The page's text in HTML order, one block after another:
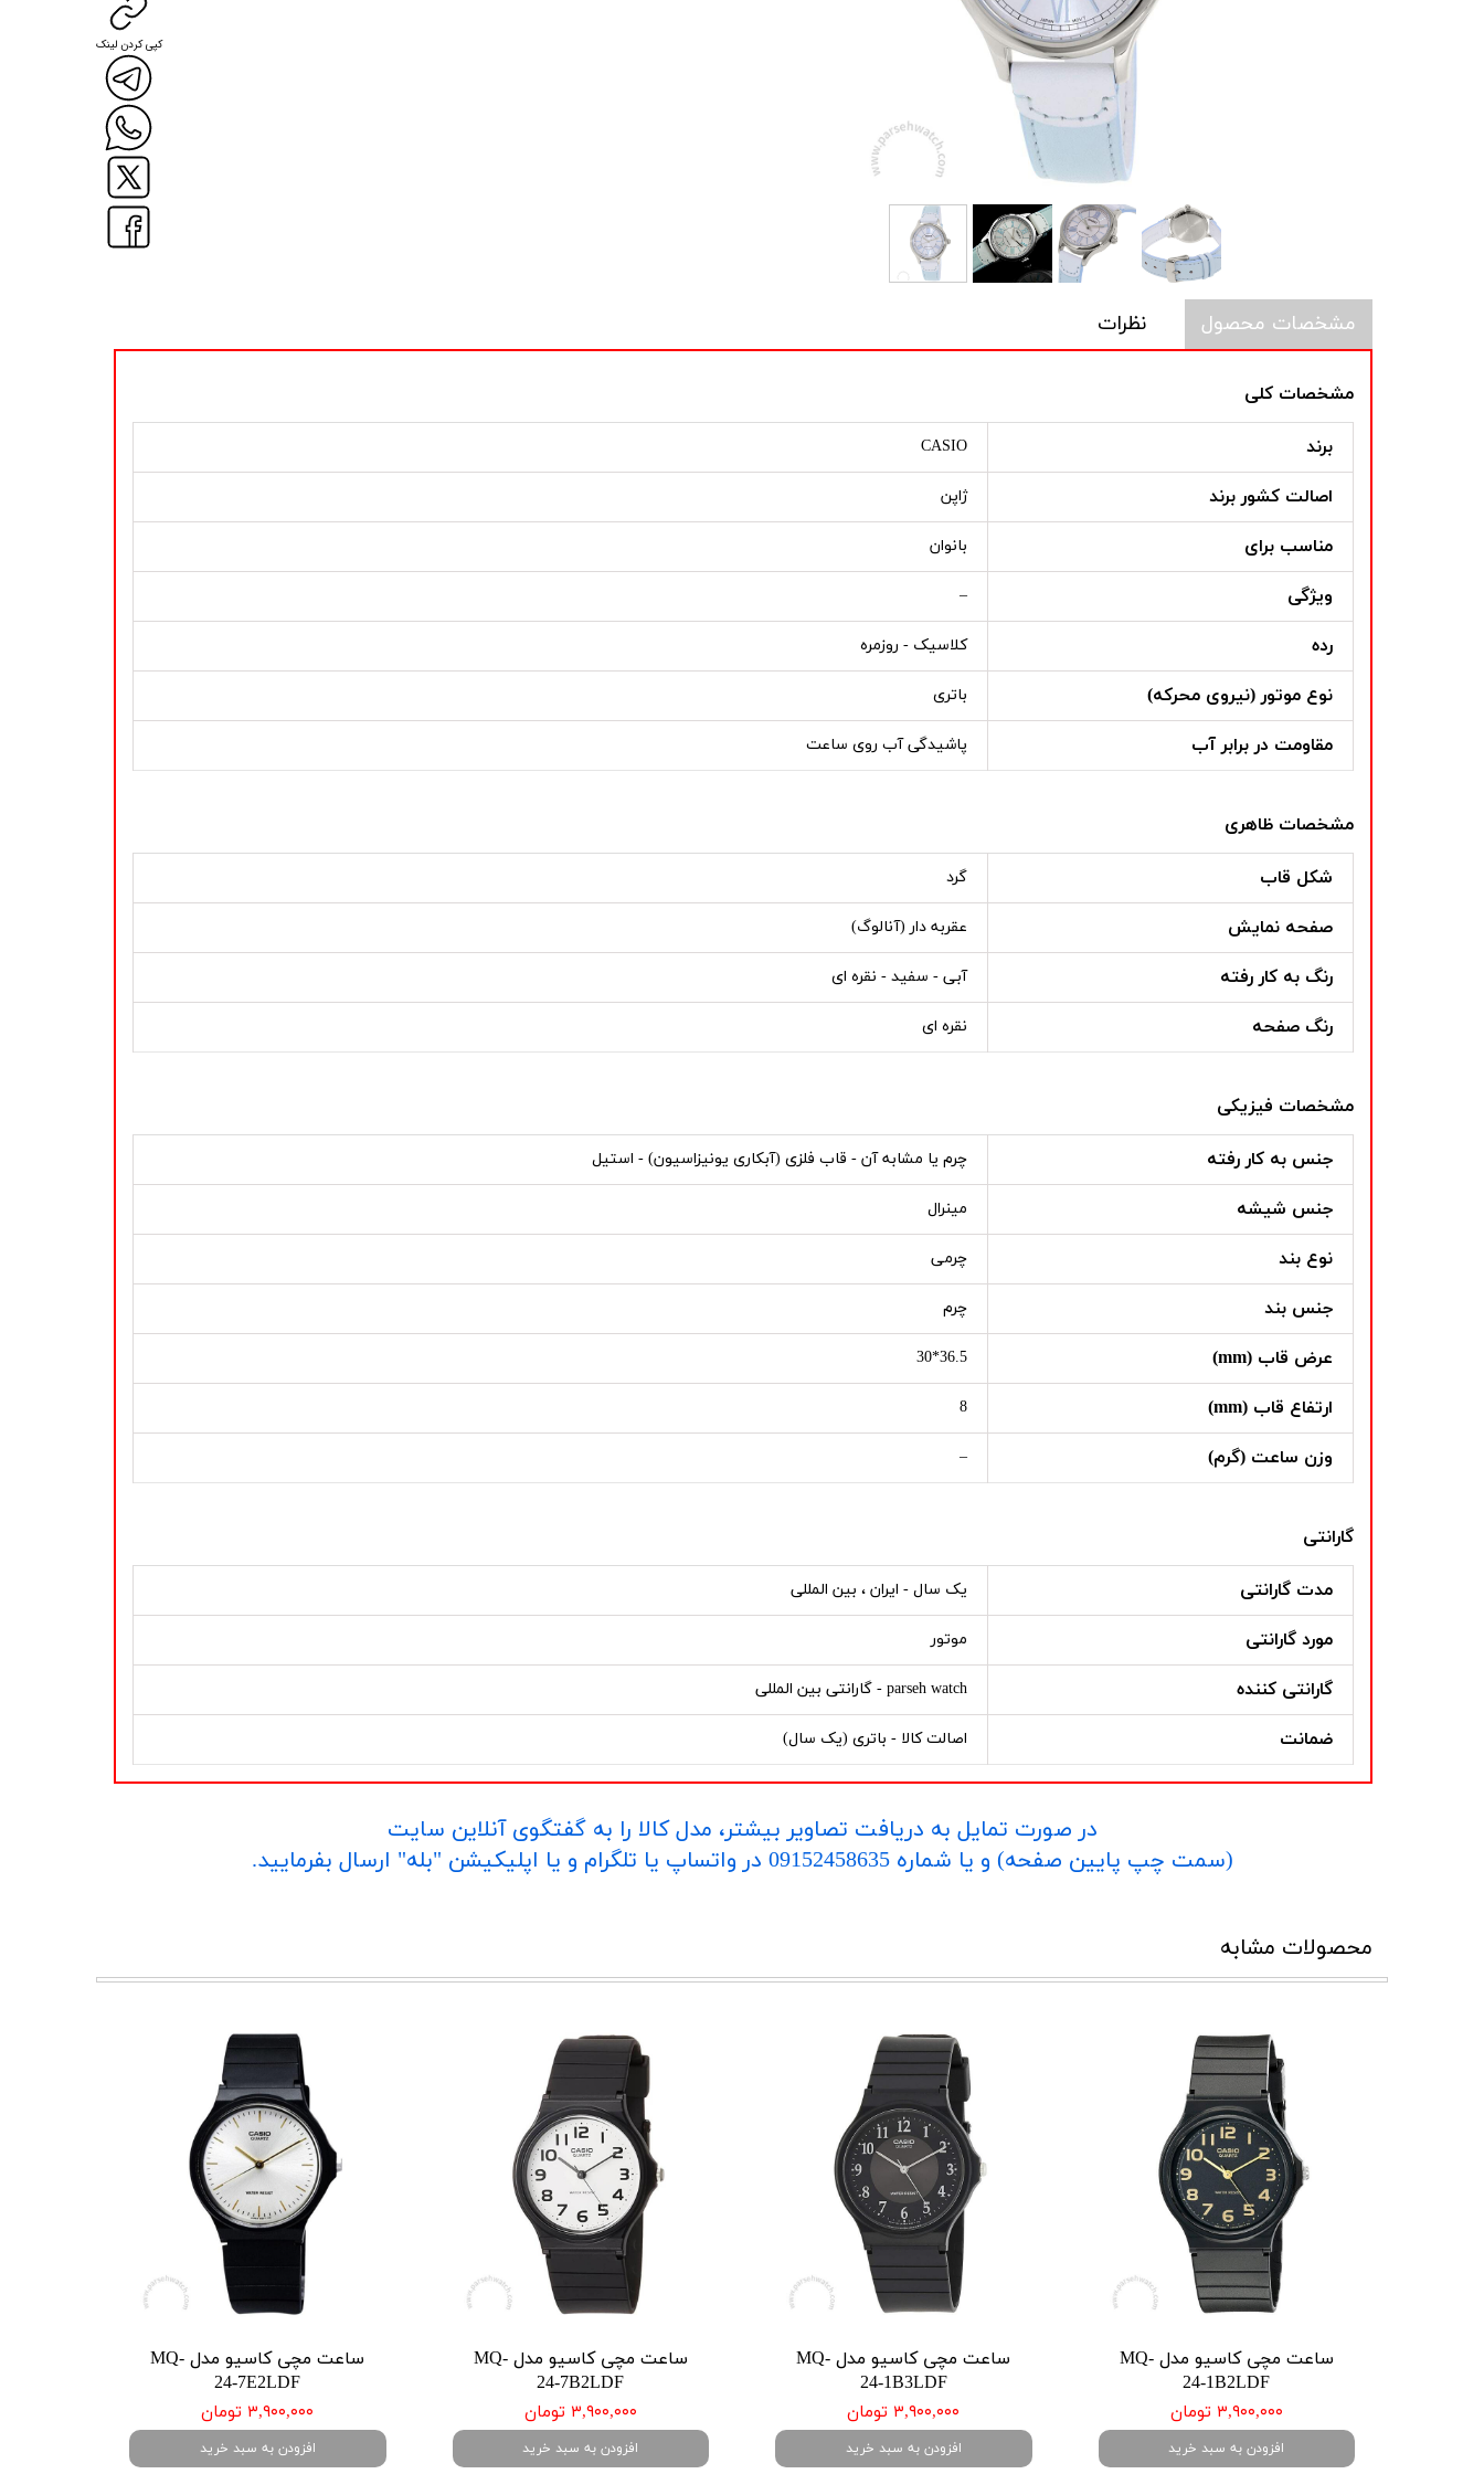
مشخصات محصول نظرات
مشخصات کلی
برند CASIO
اصالت کشور برند ژاپن
مناسب برای بانوان
ویژگی –
رده کلاسیک - روزمره
نوع موتور (نیروی محرکه) باتری
مقاومت در برابر آب پاشیدگی آب روی ساعت
مشخصات ظاهری
شکل قاب گرد
صفحه نمایش عقربه دار (آنالوگ)
رنگ به کار رفته آبی - سفید - نقره ای
رنگ صفحه نقره ای
مشخصات فیزیکی
جنس به کار رفته چرم یا مشابه آن - قاب فلزی (آبکاری یونیزاسیون) - استیل
جنس شیشه مینرال
نوع بند چرمی
جنس بند چرم
عرض قاب (mm) 36.5*30
ارتفاع قاب (mm) 8
وزن ساعت (گرم) –
گارانتی
مدت گارانتی یک سال - ایران ، بین المللی
مورد گارانتی موتور
گارانتی کننده parseh watch - گارانتی بین المللی
ضمانت اصالت کالا - باتری (یک سال)
کپی کردن لینک
در صورت تمایل به دریافت تصاویر بیشتر، مدل کالا را به گفتگوی آنلاین سایت
​​​​​​​(سمت چپ پایین صفحه) و یا شماره 09152458635 در واتساپ یا تلگرام و یا اپلیکیشن "بله" ارسال بفرمایید.
محصولات مشابه
ساعت مچی کاسیو مدل MQ-
24-1B2LDF
۳,۹۰۰,۰۰۰ تومان
افزودن به سبد خرید
ساعت مچی کاسیو مدل MQ-
24-1B3LDF
۳,۹۰۰,۰۰۰ تومان
افزودن به سبد خرید
ساعت مچی کاسیو مدل MQ-
24-7B2LDF
۳,۹۰۰,۰۰۰ تومان
افزودن به سبد خرید
ساعت مچی کاسیو مدل MQ-
24-7E2LDF
۳,۹۰۰,۰۰۰ تومان
افزودن به سبد خرید